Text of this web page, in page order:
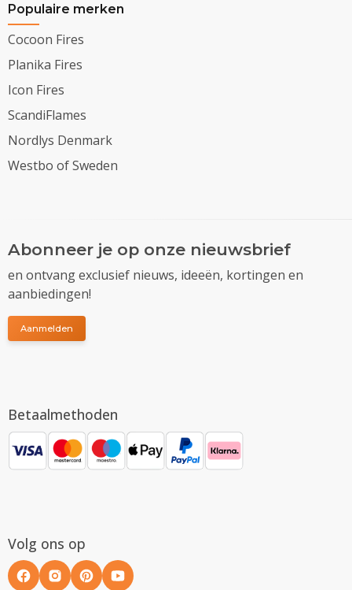
Populaire merken
Cocoon Fires
Planika Fires
Icon Fires
ScandiFlames
Nordlys Denmark
Westbo of Sweden
Abonneer je op onze nieuwsbrief
en ontvang exclusief nieuws, ideeën, kortingen en
aanbiedingen!
Aanmelden
Betaalmethoden
Volg ons op